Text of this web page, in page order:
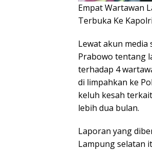
Empat Wartawan
Terbuka Ke Kapolri
Lewat akun media
Prabowo tentang
terhadap 4
di limpahkan ke
keluh kesah
lebih dua bulan.
Laporan yang
Lampung selatan